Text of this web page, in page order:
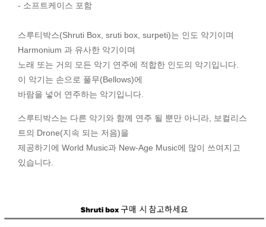
- 소프트케이스 포함
스루티박스(Shruti Box, sruti box, surpeti)는 인도 악기이며
Harmonium 과 유사한 악기이며
노래 또는 거의 모든 악기 연주에 적합한 인도의 악기입니다.
이 악기는 손으로 풀무(Bellows)에
바람을 넣어 연주하는 악기입니다.
스루티박스는 다른 악기와 함께 연주 될 뿐만 아니라, 보컬리스
트의 Drone(지속 되는 저음)을
제공하기에 World Music과 New-Age Music에 많이 쓰여지고
있습니다.